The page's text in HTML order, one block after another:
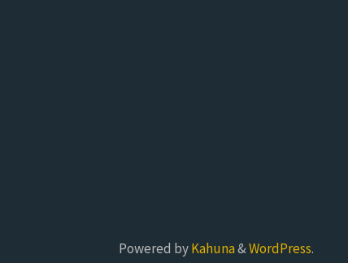
Powered byKahuna&WordPress.